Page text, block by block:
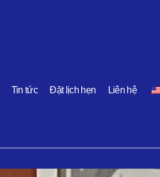
Tin tức Đặt lịch hẹn Liên hệ